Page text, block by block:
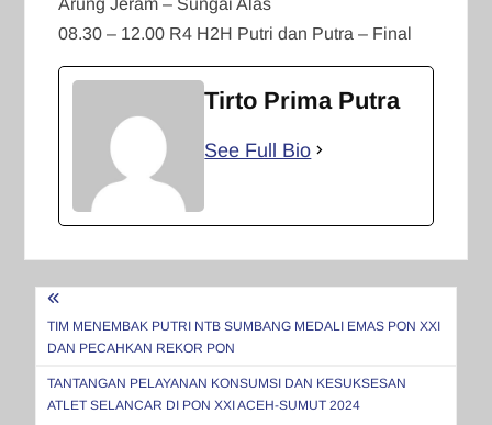
08.30 – 12.00 R4 H2H Putri dan Putra – Final
Tirto Prima Putra
See Full Bio
Navigasi
pos
TIM MENEMBAK PUTRI NTB SUMBANG MEDALI EMAS PON XXI
DAN PECAHKAN REKOR PON
TANTANGAN PELAYANAN KONSUMSI DAN KESUKSESAN
ATLET SELANCAR DI PON XXI ACEH-SUMUT 2024